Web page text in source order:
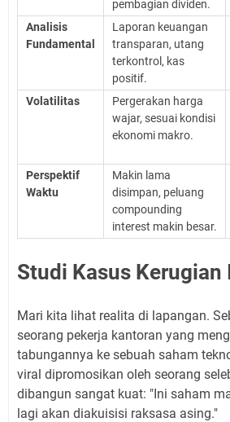
pembagian dividen.
Analisis
Fundamental
Laporan keuangan
transparan, utang
terkontrol, kas
positif.
Volatilitas
Pergerakan harga
wajar, sesuai kondisi
ekonomi makro.
Perspektif
Waktu
Makin lama
disimpan, peluang
compounding
interest makin besar.
Studi Kasus Kerugian
Mari kita lihat realita di lapangan.
seorang pekerja kantoran yang
tabungannya ke sebuah saham
viral dipromosikan oleh seorang
dibangun sangat kuat: "Ini saham
lagi akan diakuisisi raksasa asing."